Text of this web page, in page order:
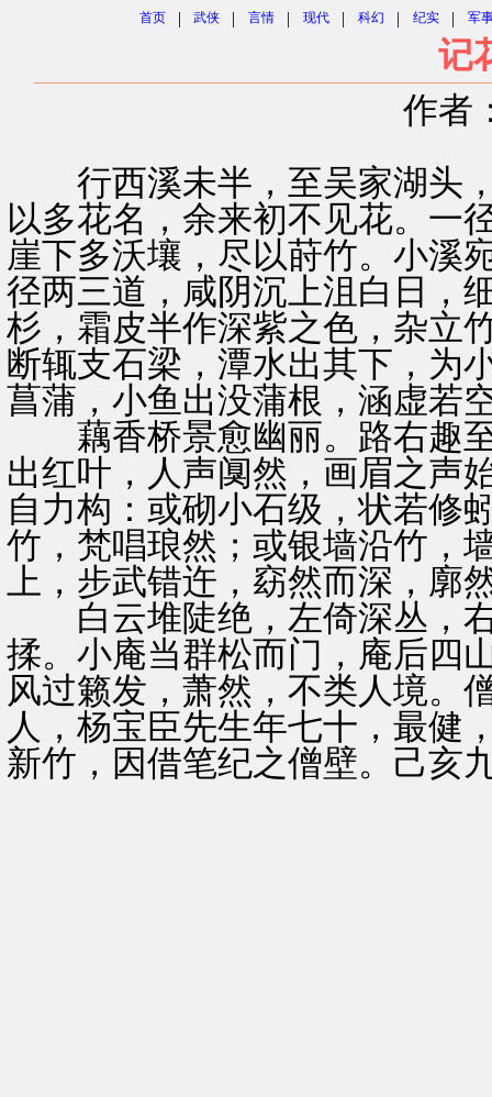
首页 | 武侠 | 言情 | 现代 | 科幻 | 纪实 | 军
记
作者
行西溪未半，至吴家湖头，
以多花名，余来初不见花。一
崖下多沃壤，尽以莳竹。小溪
径两三道，咸阴沉上沮白日，
杉，霜皮半作深紫之色，杂立
断辄支石梁，潭水出其下，为
菖蒲，小鱼出没蒲根，涵虚若
藕香桥景愈幽丽。路右趣至
出红叶，人声阒然，画眉之声
自力构：或砌小石级，状若修
竹，梵唱琅然；或银墙沿竹，
上，步武错迕，窈然而深，廓
白云堆陡绝，左倚深丛，右
揉。小庵当群松而门，庵后四
风过籁发，萧然，不类人境。
人，杨宝臣先生年七十，最健
新竹，因借笔纪之僧壁。己亥